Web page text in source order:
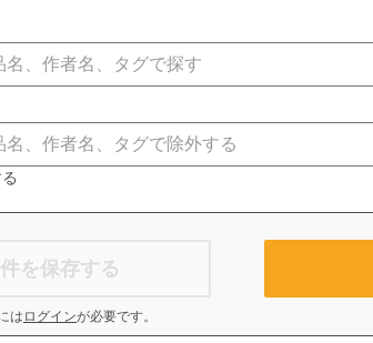
を保存する
は ログインが必要です。